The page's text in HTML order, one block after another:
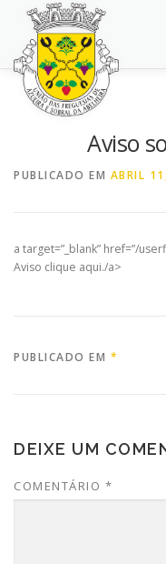
Saltar
conteúdo
INÍCIO JUNTA DE
BALCÃO VIRTUAL
Aviso
PUBLICADO EM ABRIL
a target=”_blank” href=”/
Aviso clique aqui./a>
PUBLICADO EM *
DEIXE UM
COMENTÁRIO *